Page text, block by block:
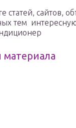
статей, сайтов,
тем интересную